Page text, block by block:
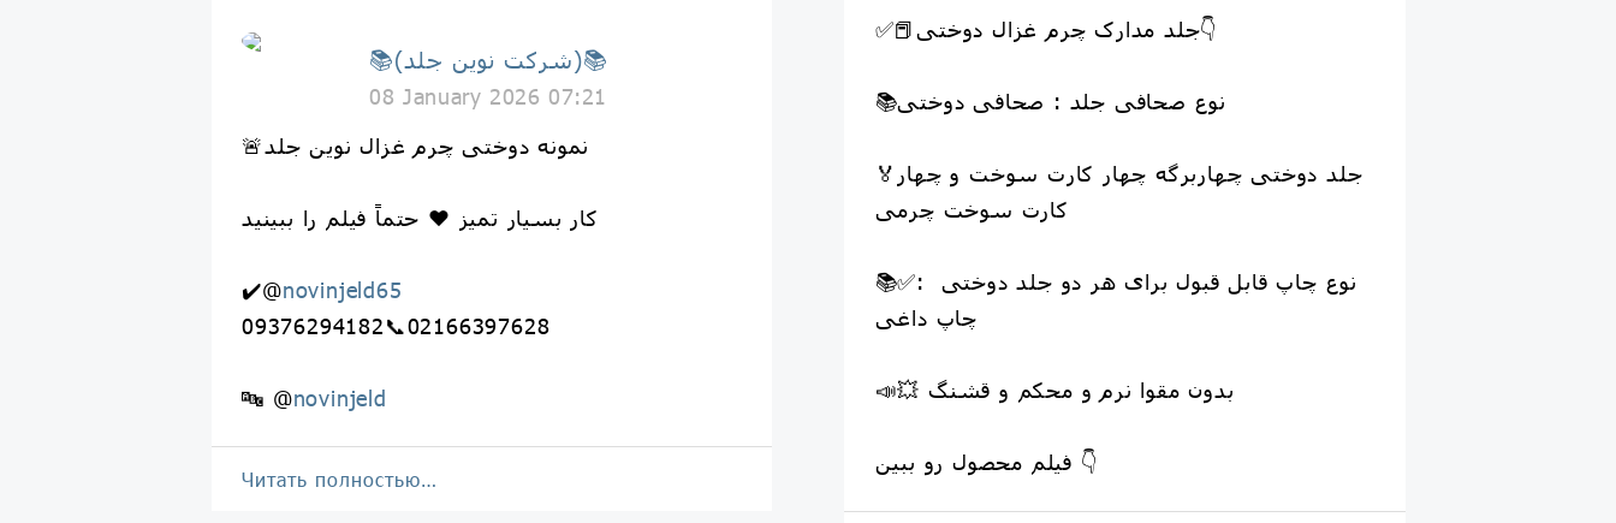
📚(شرکت نوین جلد)📚
08 January 2026 07:21
🚨نمونه دوختی چرم غزال نوین جلد
کار بسیار تمیز ❤️ حتماً فیلم را ببینید
✔️@novinjeld65
09376294182📞02166397628
🔤 @novinjeld
Читать полностью…
✅📕جلد مدارک چرم غزال دوختی👇
📚نوع صحافی جلد : صحافی دوختی
🏅جلد دوختی چهاربرگه چهار کارت سوخت و چهار
کارت سوخت چرمی
📚✅نوع چاپ قابل قبول برای هر دو جلد دوختی :
چاپ داغی
📣💥 بدون مقوا نرم و محکم و قشنگ
فیلم محصول رو ببین 👇